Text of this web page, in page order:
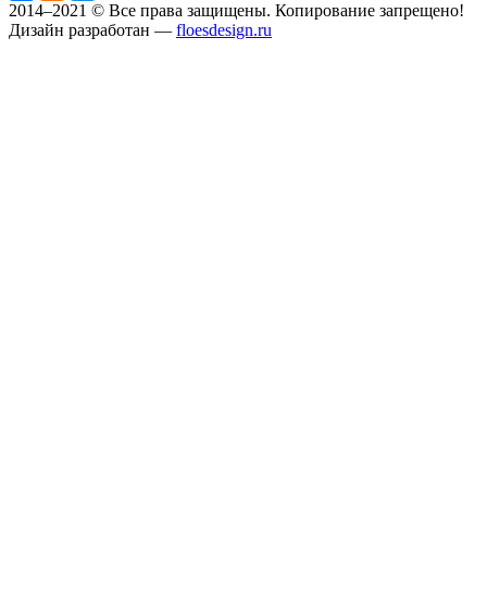
2014–2021 © Все права защищены. Копирование запрещено!
Дизайн разработан — floesdesign.ru